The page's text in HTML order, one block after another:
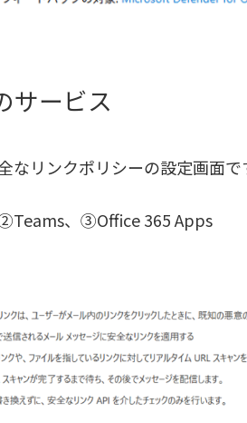
サービス
なリンクポリシーの設定画面で
、③Office 365 Apps